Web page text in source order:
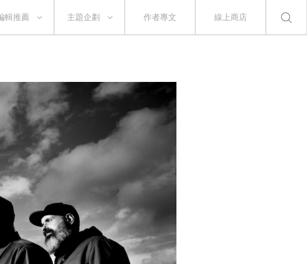
輯推薦 主題企劃 作者專文 線上商店